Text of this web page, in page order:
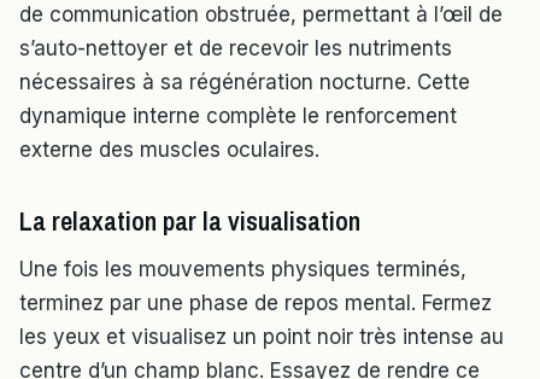
de communication obstruée, permettant à l’œil de
s’auto-nettoyer et de recevoir les nutriments
nécessaires à sa régénération nocturne. Cette
dynamique interne complète le renforcement
externe des muscles oculaires.
La relaxation par la visualisation
Une fois les mouvements physiques terminés,
terminez par une phase de repos mental. Fermez
les yeux et visualisez un point noir très intense au
centre d’un champ blanc. Essayez de rendre ce